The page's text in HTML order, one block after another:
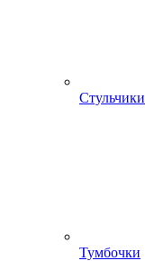
Стульчики
Тумбочки